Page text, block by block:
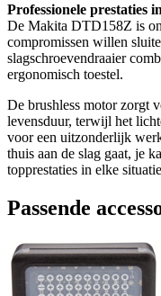
Professionele prestaties
De Makita DTD158Z is
compromissen willen
slagschroevendraaier
ergonomisch toestel.
De brushless motor zorgt
levensduur, terwijl het
voor een uitzonderlijk
thuis aan de slag gaat, je
topprestaties in elke
Passende